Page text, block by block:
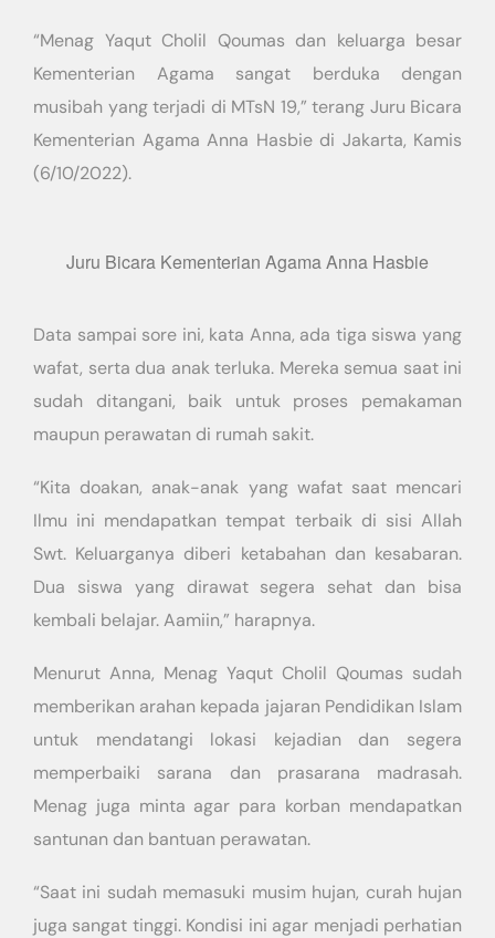
“Menag Yaqut Cholil Qoumas dan keluarga besar
Kementerian Agama sangat berduka dengan
musibah yang terjadi di MTsN 19,” terang Juru Bicara
Kementerian Agama Anna Hasbie di Jakarta, Kamis
(6/10/2022).
Juru Bicara Kementerian Agama Anna Hasbie
Data sampai sore ini, kata Anna, ada tiga siswa yang
wafat, serta dua anak terluka. Mereka semua saat ini
sudah ditangani, baik untuk proses pemakaman
maupun perawatan di rumah sakit.
“Kita doakan, anak-anak yang wafat saat mencari
Ilmu ini mendapatkan tempat terbaik di sisi Allah
Swt. Keluarganya diberi ketabahan dan kesabaran.
Dua siswa yang dirawat segera sehat dan bisa
kembali belajar. Aamiin,” harapnya.
Menurut Anna, Menag Yaqut Cholil Qoumas sudah
memberikan arahan kepada jajaran Pendidikan Islam
untuk mendatangi lokasi kejadian dan segera
memperbaiki sarana dan prasarana madrasah.
Menag juga minta agar para korban mendapatkan
santunan dan bantuan perawatan.
“Saat ini sudah memasuki musim hujan, curah hujan
juga sangat tinggi. Kondisi ini agar menjadi perhatian